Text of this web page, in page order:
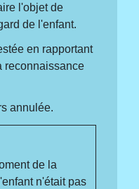
l'objet de
de l'enfant.
en rapportant
reconnaissance
annulée.
de la
n'était pas